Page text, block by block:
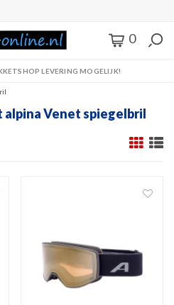
0
LEVERING MOGELIJK!
Venet spiegelbril